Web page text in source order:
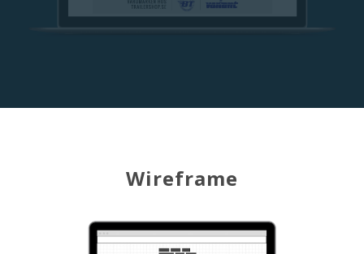
Wireframe